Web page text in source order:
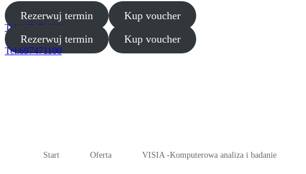
Rezerwuj termin Kup voucher
Tel:697471100
Rezerwuj termin Kup voucher
Tel:697471100
Start Oferta VISIA -Komputerowa analiza i badanie